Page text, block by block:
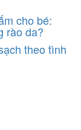
cho bé:
rào da?
theo tình